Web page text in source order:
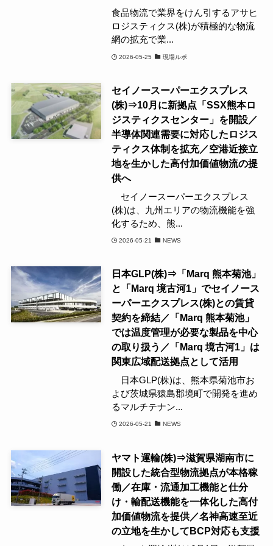
食品物流で業界をけん引するアサヒ
ロジスティクス(株)が積極的な物流
網の拡充で業...
2026-05-25 現場ルポ
セイノースーパーエクスプレス
(株)⇒10月に新拠点「SSX熊本ロ
ジスティクスセンター」を開設／
半導体関連需要に対応したロジス
ティクス体制を拡充／空港近接立
地を生かした高付加価値物流の提
供へ
セイノースーパーエクスプレス
(株)は、九州エリアの物流機能を強
化するため、熊...
2026-05-21 NEWS
日本GLP(株)⇒「Marq 熊本菊池」
と「Marq 境古河1」でセイノース
ーパーエクスプレス(株)との賃貸
契約を締結／「Marq 熊本菊池」
では温度管理が必要な製品を中心
の取り扱う／「Marq 境古河1」は
関東広域配送拠点として活用
日本GLP(株)は、熊本県菊池市お
よび茨城県猿島郡境町で開発を進め
るマルチテナン...
2026-05-21 NEWS
ヤマト運輸(株)⇒滋賀県湖南市に
開設した統合型物流拠点が本格稼
働／在庫・流通加工機能と仕分
け・輸配送機能を一体化した高付
加価値物流を提供／名神高速至近
の立地を生かしてBCP対応も支援